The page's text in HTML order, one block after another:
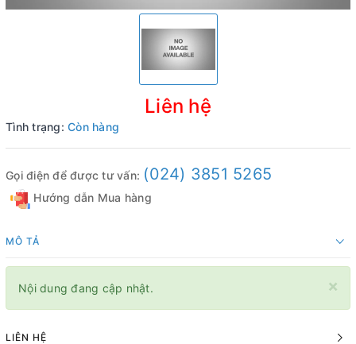
Liên hệ
Tình trạng: Còn hàng
Gọi điện để được tư vấn: (024) 3851 5265
Hướng dẫn Mua hàng
MÔ TẢ
×
Nội dung đang cập nhật.
LIÊN HỆ